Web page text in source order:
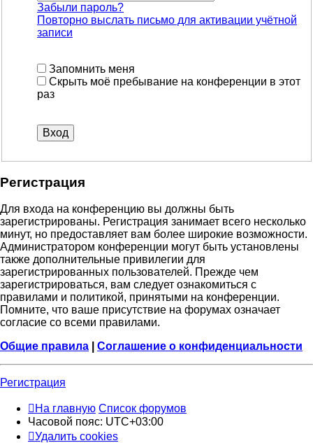
Забыли пароль?
Повторно выслать письмо для активации учётной
записи
Запомнить меня
Скрыть моё пребывание на конференции в этот
раз
Регистрация
Для входа на конференцию вы должны быть
зарегистрированы. Регистрация занимает всего несколько
минут, но предоставляет вам более широкие возможности.
Администратором конференции могут быть установлены
также дополнительные привилегии для
зарегистрированных пользователей. Прежде чем
зарегистрироваться, вам следует ознакомиться с
правилами и политикой, принятыми на конференции.
Помните, что ваше присутствие на форумах означает
согласие со всеми правилами.
Общие правила
Соглашение о конфиденциальности
Регистрация
На главную Список форумов
Часовой пояс: UTC+03:00
Удалить cookies